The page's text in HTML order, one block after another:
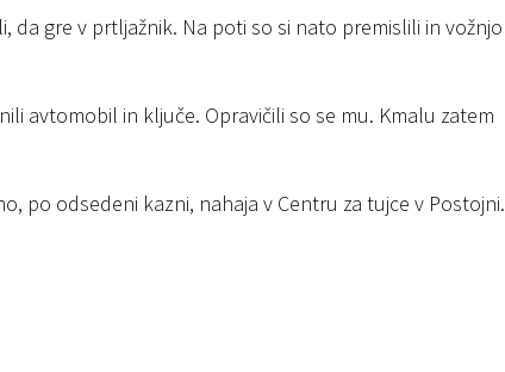
da gre v prtljažnik. Na poti so si nato premislili in vožnjo
avtomobil in ključe. Opravičili so se mu. Kmalu zatem
po odsedeni kazni, nahaja v Centru za tujce v Postojni.